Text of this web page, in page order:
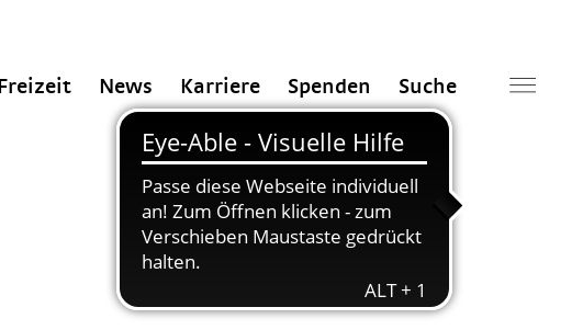
Freizeit News Karriere Spenden Suche